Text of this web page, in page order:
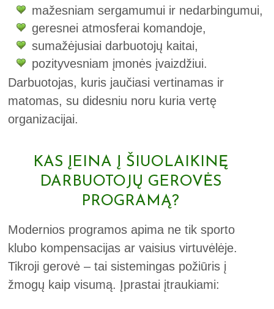
mažesniam sergamumui ir nedarbingumui,
geresnei atmosferai komandoje,
sumažėjusiai darbuotojų kaitai,
pozityvesniam įmonės įvaizdžiui.
Darbuotojas, kuris jaučiasi vertinamas ir
matomas, su didesniu noru kuria vertę
organizacijai.
KAS ĮEINA Į ŠIUOLAIKINĘ
DARBUOTOJŲ GEROVĖS
PROGRAMĄ?
Modernios programos apima ne tik sporto
klubo kompensacijas ar vaisius virtuvėlėje.
Tikroji gerovė – tai sistemingas požiūris į
žmogų kaip visumą. Įprastai įtraukiami: